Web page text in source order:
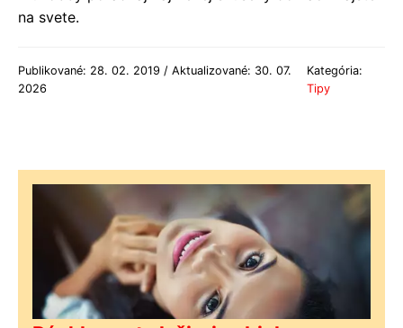
na svete.
Publikované: 28. 02. 2019 / Aktualizované: 30. 07.
2026
Kategória:
Tipy